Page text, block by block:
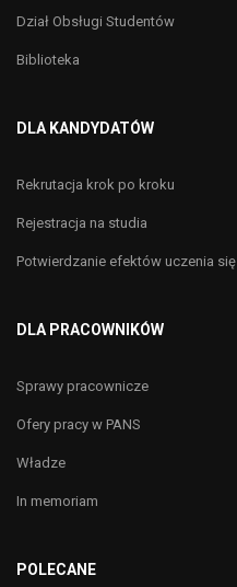
Dział Obsługi Studentów
Biblioteka
DLA KANDYDATÓW
Rekrutacja krok po kroku
Rejestracja na studia
Potwierdzanie efektów uczenia się
DLA PRACOWNIKÓW
Sprawy pracownicze
Ofery pracy w PANS
Władze
In memoriam
POLECANE